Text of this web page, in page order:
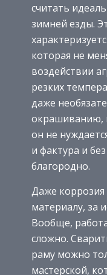
считать
зимней езды.
которая не
воздействии
резких
даже
окрашиванию,
он не
и фактура и
благородно.
Даже
материалу, за
Вообще,
сложно.
раму можно
мастерской,